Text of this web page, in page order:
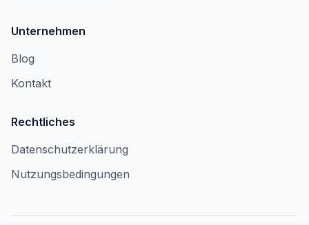
Unternehmen
Blog
Kontakt
Rechtliches
Datenschutzerklärung
Nutzungsbedingungen